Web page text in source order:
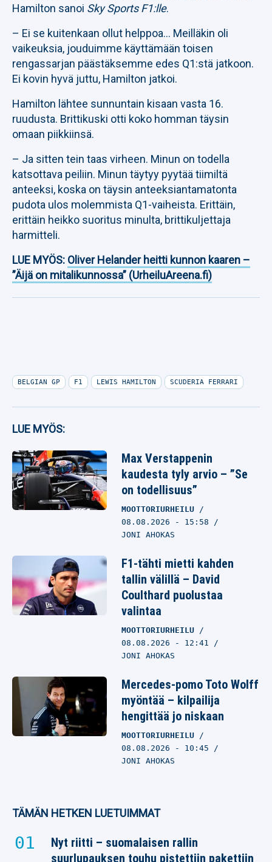
Hamilton sanoi Sky Sports F1:lle.
– Ei se kuitenkaan ollut helppoa… Meilläkin oli
vaikeuksia, jouduimme käyttämään toisen
rengassarjan päästäksemme edes Q1:stä jatkoon.
Ei kovin hyvä juttu, Hamilton jatkoi.
Hamilton lähtee sunnuntain kisaan vasta 16.
ruudusta. Brittikuski otti koko homman täysin
omaan piikkiinsä.
– Ja sitten tein taas virheen. Minun on todella
katsottava peiliin. Minun täytyy pyytää tiimiltä
anteeksi, koska on täysin anteeksiantamatonta
pudota ulos molemmista Q1-vaiheista. Erittäin,
erittäin heikko suoritus minulta, brittikuljettaja
harmitteli.
LUE MYÖS: Oliver Helander heitti kunnon kaaren –
”Äijä on mitalikunnossa” (UrheiluAreena.fi)
BELGIAN GP F1 LEWIS HAMILTON SCUDERIA FERRARI
LUE MYÖS:
Max Verstappenin
kaudesta tyly arvio – ”Se
on todellisuus”
MOOTTORIURHEILU
08.08.2026 - 15:58
JONI AHOKAS
F1-tähti mietti kahden
tallin välillä – David
Coulthard puolustaa
valintaa
MOOTTORIURHEILU
08.08.2026 - 12:41
JONI AHOKAS
Mercedes-pomo Toto Wolff
myöntää – kilpailija
hengittää jo niskaan
MOOTTORIURHEILU
08.08.2026 - 10:45
JONI AHOKAS
TÄMÄN HETKEN LUETUIMMAT
Nyt riitti – suomalaisen rallin
suurlupauksen touhu pistettiin pakettiin